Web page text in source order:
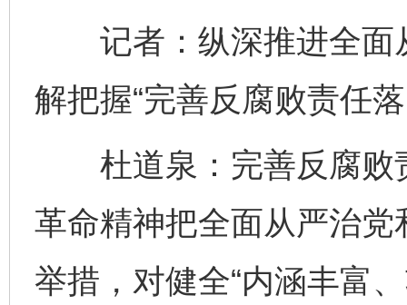
记者：纵深推进全面
解把握“完善反腐败责任
杜道泉：完善反腐败
革命精神把全面从严治
举措，对健全“内涵丰富